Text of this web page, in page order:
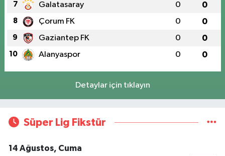
7 Galatasaray 0 0
8 Çorum FK 0 0
9 Gaziantep FK 0 0
10 Alanyaspor 0 0
Detaylar için tıklayın
Süper Lig Fikstür
14 Ağustos, Cuma